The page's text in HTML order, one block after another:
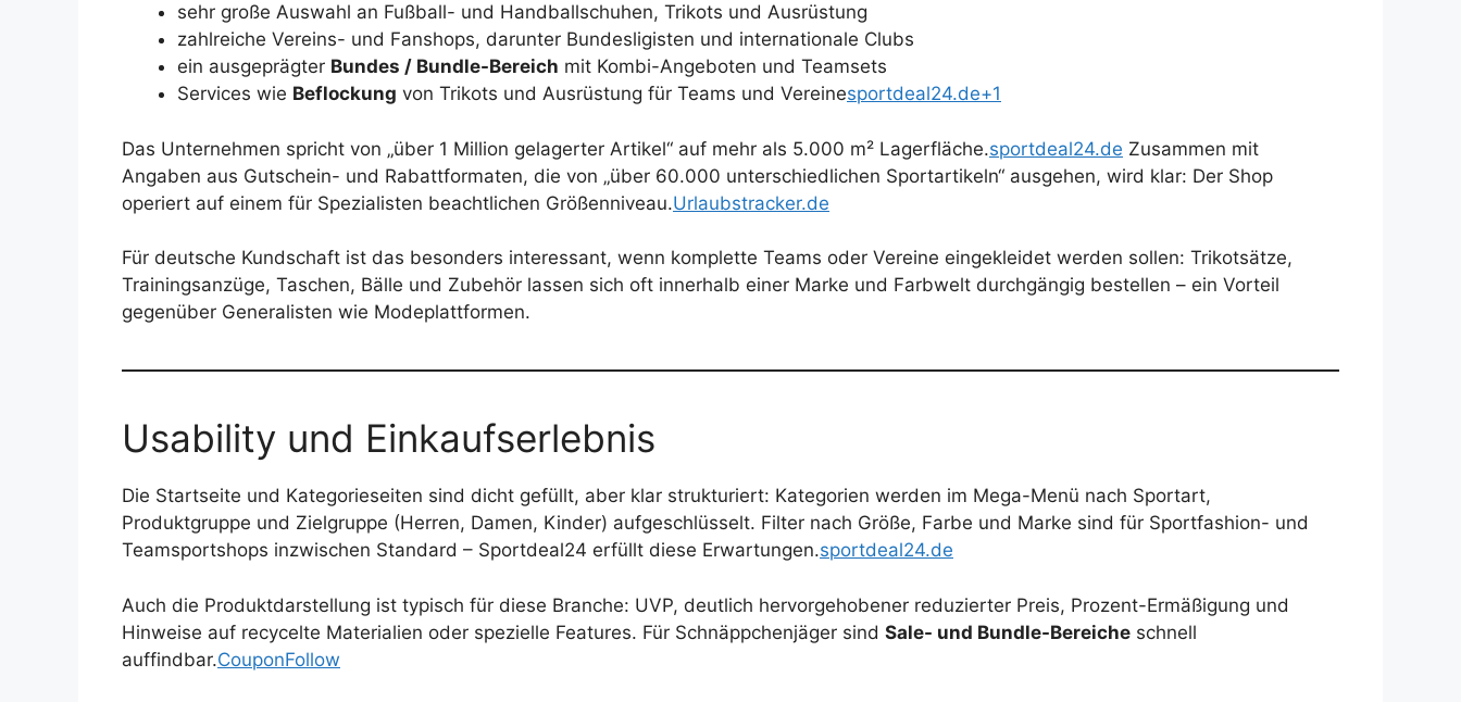
sehr große Auswahl an Fußball- und Handballschuhen, Trikots und Ausrüstung
zahlreiche Vereins- und Fanshops, darunter Bundesligisten und internationale Clubs
ein ausgeprägter Bundes / Bundle-Bereich mit Kombi-Angeboten und Teamsets
Services wie Beflockung von Trikots und Ausrüstung für Teams und Vereinesportdeal24.de+1
Das Unternehmen spricht von „über 1 Million gelagerter Artikel“ auf mehr als 5.000 m² Lagerfläche.sportdeal24.de Zusammen mit
Angaben aus Gutschein- und Rabattformaten, die von „über 60.000 unterschiedlichen Sportartikeln“ ausgehen, wird klar: Der Shop
operiert auf einem für Spezialisten beachtlichen Größenniveau.Urlaubstracker.de
Für deutsche Kundschaft ist das besonders interessant, wenn komplette Teams oder Vereine eingekleidet werden sollen: Trikotsätze,
Trainingsanzüge, Taschen, Bälle und Zubehör lassen sich oft innerhalb einer Marke und Farbwelt durchgängig bestellen – ein Vorteil
gegenüber Generalisten wie Modeplattformen.
Usability und Einkaufserlebnis
Die Startseite und Kategorieseiten sind dicht gefüllt, aber klar strukturiert: Kategorien werden im Mega-Menü nach Sportart,
Produktgruppe und Zielgruppe (Herren, Damen, Kinder) aufgeschlüsselt. Filter nach Größe, Farbe und Marke sind für Sportfashion- und
Teamsportshops inzwischen Standard – Sportdeal24 erfüllt diese Erwartungen.sportdeal24.de
Auch die Produktdarstellung ist typisch für diese Branche: UVP, deutlich hervorgehobener reduzierter Preis, Prozent-Ermäßigung und
Hinweise auf recycelte Materialien oder spezielle Features. Für Schnäppchenjäger sind Sale- und Bundle-Bereiche schnell
auffindbar.CouponFollow